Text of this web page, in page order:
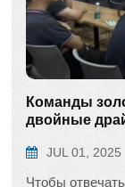
Команды
двойные
JUL 01, 2025
Чтобы